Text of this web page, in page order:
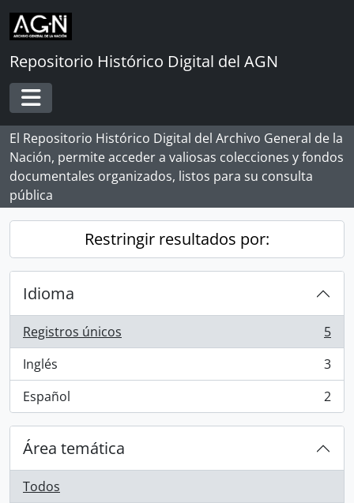
Skip to main content
Repositorio Histórico Digital del AGN
Toggle navigation
El Repositorio Histórico Digital del Archivo General de la
Nación, permite acceder a valiosas colecciones y fondos
documentales organizados, listos para su consulta
pública
Restringir resultados por:
Idioma
Registros únicos
, 5 resultados
5
Inglés
, 3 resultados
3
Español
, 2 resultados 2
Área temática
Todos